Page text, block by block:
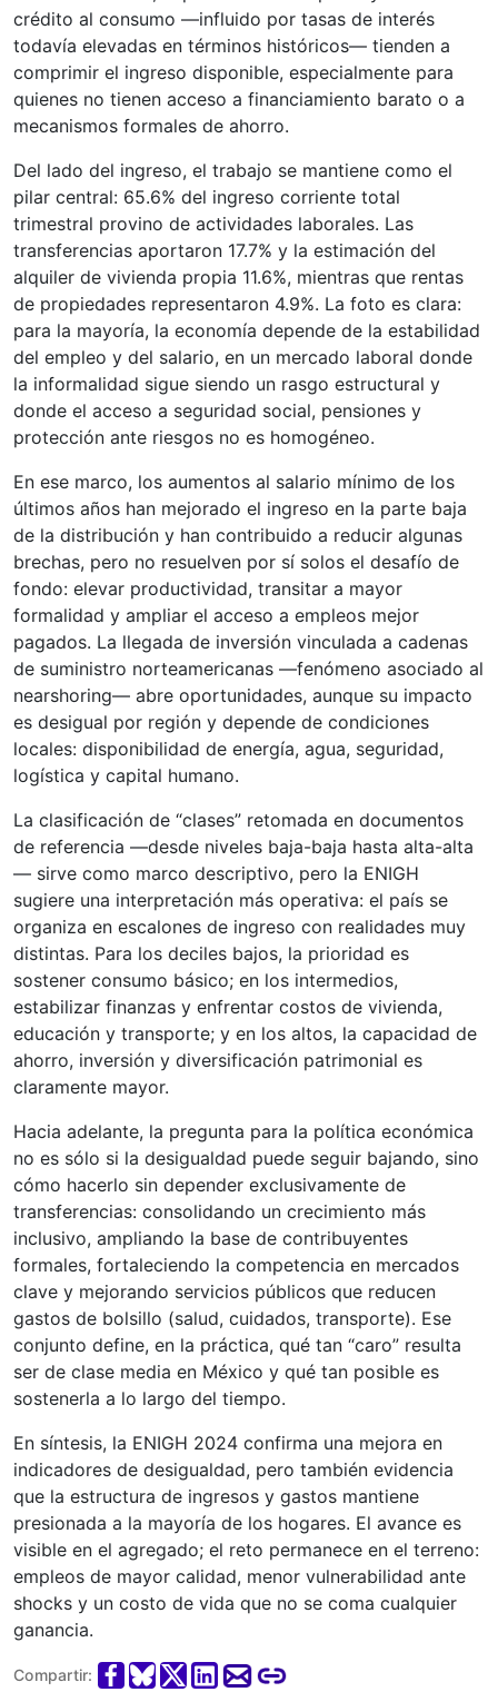
crédito al consumo —influido por tasas de interés
todavía elevadas en términos históricos— tienden a
comprimir el ingreso disponible, especialmente para
quienes no tienen acceso a financiamiento barato o a
mecanismos formales de ahorro.
Del lado del ingreso, el trabajo se mantiene como el
pilar central: 65.6% del ingreso corriente total
trimestral provino de actividades laborales. Las
transferencias aportaron 17.7% y la estimación del
alquiler de vivienda propia 11.6%, mientras que rentas
de propiedades representaron 4.9%. La foto es clara:
para la mayoría, la economía depende de la estabilidad
del empleo y del salario, en un mercado laboral donde
la informalidad sigue siendo un rasgo estructural y
donde el acceso a seguridad social, pensiones y
protección ante riesgos no es homogéneo.
En ese marco, los aumentos al salario mínimo de los
últimos años han mejorado el ingreso en la parte baja
de la distribución y han contribuido a reducir algunas
brechas, pero no resuelven por sí solos el desafío de
fondo: elevar productividad, transitar a mayor
formalidad y ampliar el acceso a empleos mejor
pagados. La llegada de inversión vinculada a cadenas
de suministro norteamericanas —fenómeno asociado al
nearshoring— abre oportunidades, aunque su impacto
es desigual por región y depende de condiciones
locales: disponibilidad de energía, agua, seguridad,
logística y capital humano.
La clasificación de “clases” retomada en documentos
de referencia —desde niveles baja-baja hasta alta-alta
— sirve como marco descriptivo, pero la ENIGH
sugiere una interpretación más operativa: el país se
organiza en escalones de ingreso con realidades muy
distintas. Para los deciles bajos, la prioridad es
sostener consumo básico; en los intermedios,
estabilizar finanzas y enfrentar costos de vivienda,
educación y transporte; y en los altos, la capacidad de
ahorro, inversión y diversificación patrimonial es
claramente mayor.
Hacia adelante, la pregunta para la política económica
no es sólo si la desigualdad puede seguir bajando, sino
cómo hacerlo sin depender exclusivamente de
transferencias: consolidando un crecimiento más
inclusivo, ampliando la base de contribuyentes
formales, fortaleciendo la competencia en mercados
clave y mejorando servicios públicos que reducen
gastos de bolsillo (salud, cuidados, transporte). Ese
conjunto define, en la práctica, qué tan “caro” resulta
ser de clase media en México y qué tan posible es
sostenerla a lo largo del tiempo.
En síntesis, la ENIGH 2024 confirma una mejora en
indicadores de desigualdad, pero también evidencia
que la estructura de ingresos y gastos mantiene
presionada a la mayoría de los hogares. El avance es
visible en el agregado; el reto permanece en el terreno:
empleos de mayor calidad, menor vulnerabilidad ante
shocks y un costo de vida que no se coma cualquier
ganancia.
Compartir: